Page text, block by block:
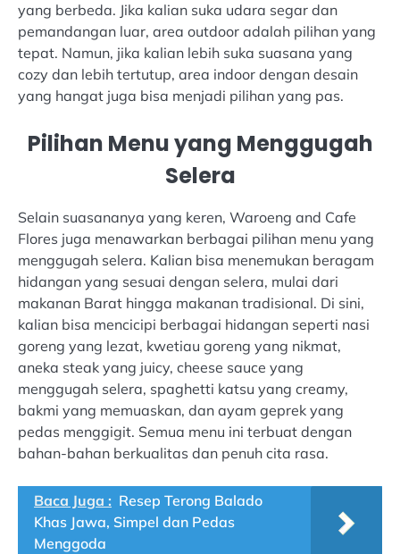
yang berbeda. Jika kalian suka udara segar dan
pemandangan luar, area outdoor adalah pilihan yang
tepat. Namun, jika kalian lebih suka suasana yang
cozy dan lebih tertutup, area indoor dengan desain
yang hangat juga bisa menjadi pilihan yang pas.
Pilihan Menu yang Menggugah
Selera
Selain suasananya yang keren, Waroeng and Cafe
Flores juga menawarkan berbagai pilihan menu yang
menggugah selera. Kalian bisa menemukan beragam
hidangan yang sesuai dengan selera, mulai dari
makanan Barat hingga makanan tradisional. Di sini,
kalian bisa mencicipi berbagai hidangan seperti nasi
goreng yang lezat, kwetiau goreng yang nikmat,
aneka steak yang juicy, cheese sauce yang
menggugah selera, spaghetti katsu yang creamy,
bakmi yang memuaskan, dan ayam geprek yang
pedas menggigit. Semua menu ini terbuat dengan
bahan-bahan berkualitas dan penuh cita rasa.
Baca Juga : Resep Terong Balado
Khas Jawa, Simpel dan Pedas
Menggoda